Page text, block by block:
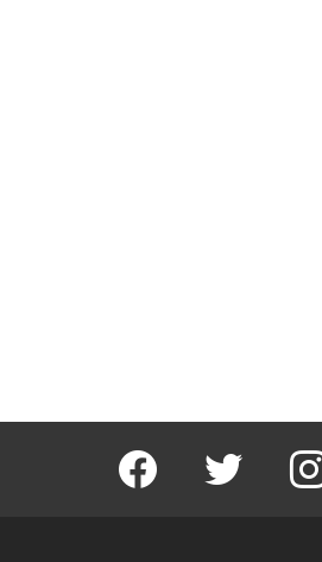
facebook twitter